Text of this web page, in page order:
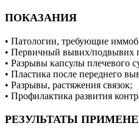
ПОКАЗАНИЯ
• Патологии, требующие
• Первичный вывих/подвывих
• Разрывы капсулы плечевого
• Пластика после переднего
• Разрывы, растяжения связок;
• Профилактика развития
РЕЗУЛЬТАТЫ